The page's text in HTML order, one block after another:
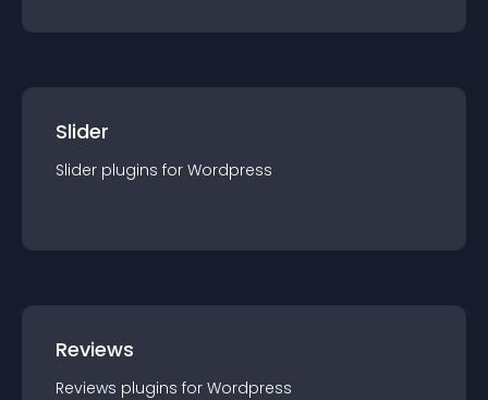
Slider
Slider plugins for Wordpress
Reviews
Reviews plugins for Wordpress